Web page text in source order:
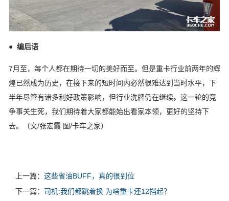
● 编后语
7月至，每个人都在期待一切的美好而至。但是重卡行业前两年的辉
煌已然成为历史，在接下来的短时间内必然很难达到当时水平，下
半年尽管有诸多利好政策影响，但行业洗牌仍在继续。这一轮的竞
争事关生死，我们期待着大家都能始出看家本领，更好的坚持下
去。（文/张宏霞 图/卡车之家）
上一篇： 这些省油BUFF，真的很到位
下一篇： 司机:我们都跳着换 为啥重卡还12挡起？